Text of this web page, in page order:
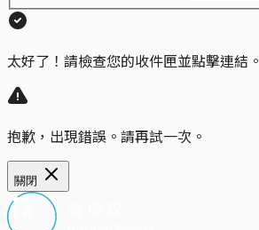
太好了！請檢查您的收件匣並點擊連結。
抱歉，出現錯誤。請再試一次。
關閉